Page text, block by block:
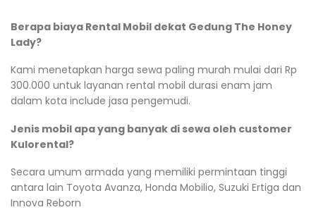
Berapa biaya Rental Mobil dekat Gedung The Honey
Lady?
Kami menetapkan harga sewa paling murah mulai dari Rp
300.000 untuk layanan rental mobil durasi enam jam
dalam kota include jasa pengemudi.
Jenis mobil apa yang banyak di sewa oleh customer
Kulorental?
Secara umum armada yang memiliki permintaan tinggi
antara lain Toyota Avanza, Honda Mobilio, Suzuki Ertiga dan
Innova Reborn